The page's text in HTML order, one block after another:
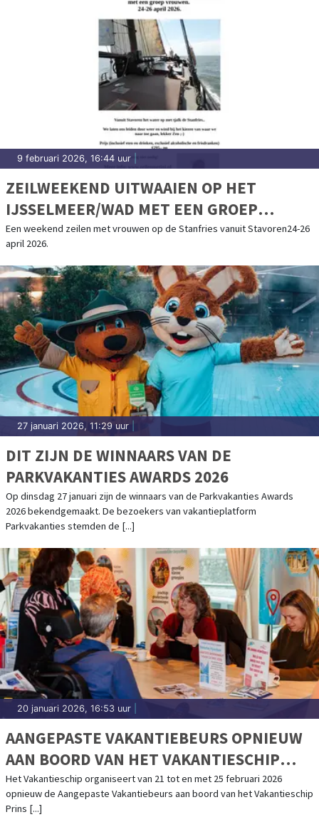
9 februari 2026, 16:44 uur
ZEILWEEKEND UITWAAIEN OP HET
IJSSELMEER/WAD MET EEN GROEP
VROUWEN
Een weekend zeilen met vrouwen op de Stanfries vanuit Stavoren24-26
april 2026.
27 januari 2026, 11:29 uur
DIT ZIJN DE WINNAARS VAN DE
PARKVAKANTIES AWARDS 2026
Op dinsdag 27 januari zijn de winnaars van de Parkvakanties Awards
2026 bekendgemaakt. De bezoekers van vakantieplatform
Parkvakanties stemden de [...]
20 januari 2026, 16:53 uur
AANGEPASTE VAKANTIEBEURS OPNIEUW
AAN BOORD VAN HET VAKANTIESCHIP
PRINS WILLEM-ALEXANDER
Het Vakantieschip organiseert van 21 tot en met 25 februari 2026
opnieuw de Aangepaste Vakantiebeurs aan boord van het Vakantieschip
Prins [...]